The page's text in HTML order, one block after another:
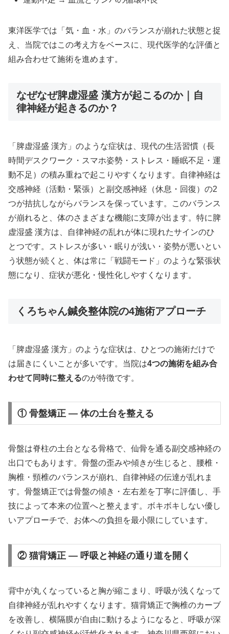
東洋医学では「気・血・水」のバランスが崩れた状態と捉
え、当院ではこの考え方をベースに、現代医学的な評価と
組み合わせて施術を進めます。
なぜなぜ脾虚湿盛 漢方が起こるのか｜自
律神経が起きるのか？
「脾虚湿盛 漢方」のような症状は、現代の生活習慣（長
時間デスクワーク・スマホ姿勢・ストレス・睡眠不足・運
動不足）の積み重ねで起こりやすくなります。自律神経は
交感神経（活動・緊張）と副交感神経（休息・回復）の2
つが拮抗しながらバランスを保っています。このバランス
が崩れると、体のさまざまな機能に支障が出ます。特に脾
虚湿盛 漢方は、自律神経の乱れが体に現れたサインのひ
とつです。ストレスが多い・眠りが浅い・姿勢が悪いとい
う状態が続くと、体は常に「戦闘モード」のような緊張状
態になり、症状が悪化・慢性化しやすくなります。
くろちゃん鍼灸整体院の4施術アプローチ
「脾虚湿盛 漢方」のような症状は、ひとつの施術だけで
は届きにくいことが多いです。当院は4つの施術を組み合
わせて同時に整えるのが特徴です。
① 骨盤矯正 — 体の土台を整える
骨盤は脊柱の土台となる骨格で、仙骨を通る副交感神経の
出口でもあります。骨盤の歪みや傾きが生じると、腰椎・
胸椎・頸椎のバランスが崩れ、自律神経の伝達が乱れま
す。骨盤矯正では骨盤の傾き・左右差を丁寧に評価し、手
技によって本来の位置へと整えます。ボキボキしない優し
いアプローチで、お体への負担を最小限にしています。
② 猫背矯正 — 呼吸と神経の通り道を開く
背中が丸くなっていると胸が縮こまり、呼吸が浅くなって
自律神経が乱れやすくなります。猫背矯正で胸椎のカーブ
を改善し、横隔膜が自由に動けるようになると、呼吸が深